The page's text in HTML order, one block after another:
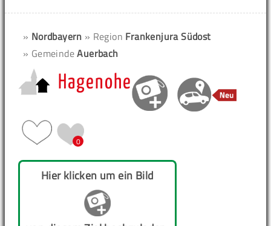
» Nordbayern » Region Frankenjura Südost
» GemeindeAuerbach
Hagenohe
0
Hier klicken um ein Bild